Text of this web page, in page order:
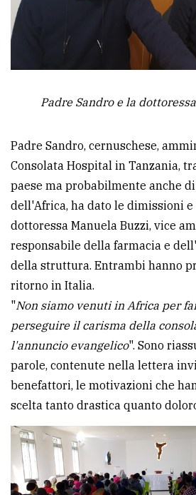
Privacy
policy
Padre Sandro e la
Padre Sandro, cernuschese,
Consolata Hospital in Tanzania,
paese ma probabilmente anche
dell'Africa, ha dato le dimissioni
dottoressa Manuela Buzzi, vice
responsabile della farmacia e
della struttura. Entrambi hanno
ritorno in Italia.
"Non siamo venuti in Africa per
perseguire il carisma della
l'annuncio evangelico". Sono
parole, contenute nella lettera
benefattori, le motivazioni che
scelta tanto drastica quanto